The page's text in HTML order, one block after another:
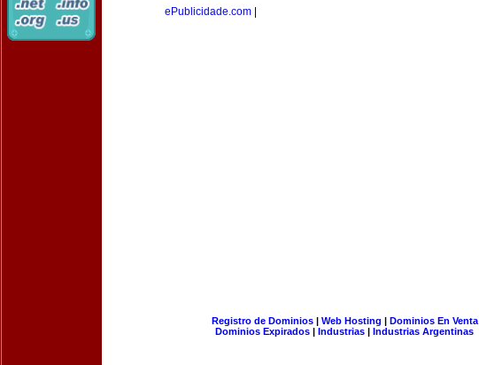
ePublicidade.com|
Registro de Dominios| Web Hosting | Dominios En Venta
Dominios Expirados | Industrias | Industrias Argentinas